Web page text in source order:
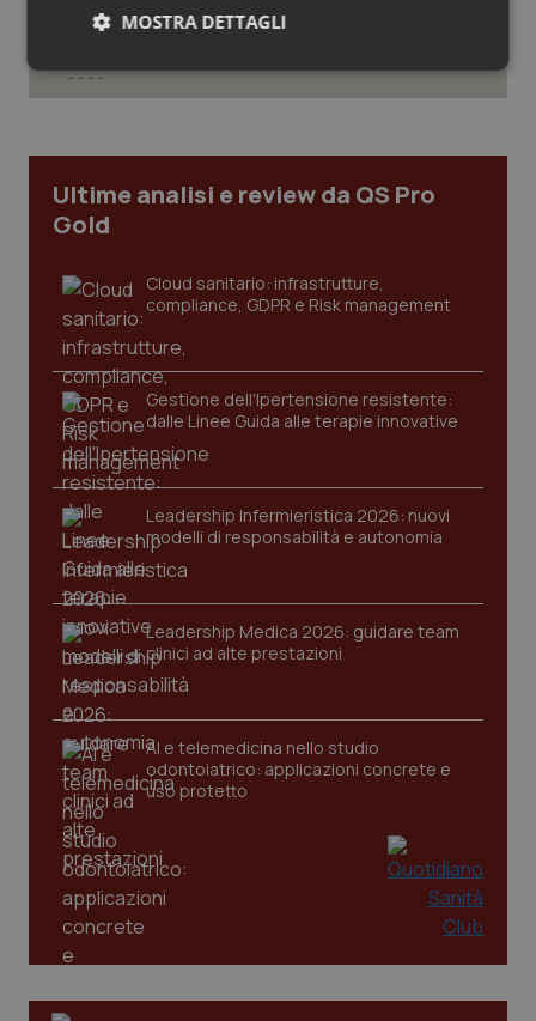
Tumore al seno
Tumore ovarico
Tumori del Polmone & Testa Collo
Tumori gastrointestinali
Ulcera & Reflusso
Vaccini
trasparenza: cosa cambia per sanità
e servizi rivolti ai cittadini
Ultime analisi e review da QS Pro
Gold
Cloud sanitario: infrastrutture,
compliance, GDPR e Risk management
Gestione dell'Ipertensione resistente:
dalle Linee Guida alle terapie innovative
Leadership Infermieristica 2026: nuovi
modelli di responsabilità e autonomia
Leadership Medica 2026: guidare team
clinici ad alte prestazioni
AI e telemedicina nello studio
odontoiatrico: applicazioni concrete e
uso protetto
MOSTRA DETTAGLI
Necessari Statistici Marketing
I cookie necessari contribuiscono a rendere fruibile il
sito web abilitandone funzionalità di base quali la
navigazione sulle pagine e l'accesso alle aree
protette del sito. Il sito web non è in grado di
funzionare correttamente senza questi cookie.
Nome
Fornitore/Dominio
VISITOR_PRIVACY_METADATA
YouTube
www.quotidianosanita.it